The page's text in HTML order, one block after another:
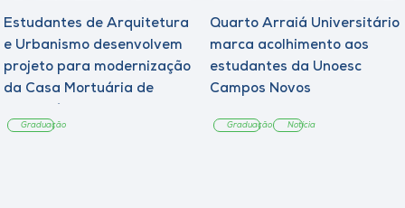
Estudantes de Arquitetura
e Urbanismo desenvolvem
projeto para modernização
da Casa Mortuária de
Graduação
Quarto Arraiá Universitário
marca acolhimento aos
estudantes da Unoesc
Campos Novos
Graduação Notícia